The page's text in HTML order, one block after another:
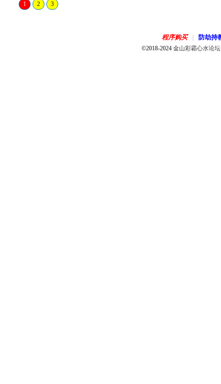
1 2 3
程序购买 防劫持
©2018-2024金山彩霸心水论坛